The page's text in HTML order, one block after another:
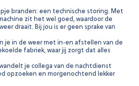
branden: een technische storing. Met
zit het wel goed, waardoor de
draait. Bij jou is er geen sprake van
je in de weer met in-en afstellen van de
fabriek, waar jij zorgt dat alles
je collega van de nachtdienst
opzoeken en morgenochtend lekker